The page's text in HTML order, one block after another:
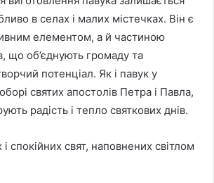
в селах і малих містечках. Він є
елементом, а й частиною
що об’єднують громаду та
потенціал. Як і павук у
святих апостолів Петра і Павла,
радість і тепло святкових днів.
спокійних свят, наповнених світлом